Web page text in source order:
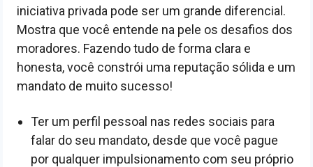
iniciativa privada pode ser um grande diferencial.
Mostra que você entende na pele os desafios dos
moradores. Fazendo tudo de forma clara e
honesta, você constrói uma reputação sólida e um
mandato de muito sucesso!
Ter um perfil pessoal nas redes sociais para
falar do seu mandato, desde que você pague
por qualquer impulsionamento com seu próprio